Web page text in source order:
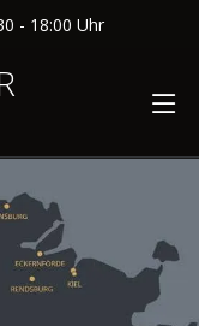
- 18:00 Uhr